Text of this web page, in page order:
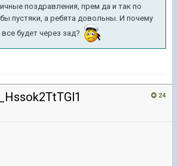
поздравления, прем да и так по
пустяки, а ребята довольны. И почему
будет через зад?
24